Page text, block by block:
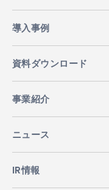
導入事例
資料ダウンロード
事業紹介
ニュース
IR情報